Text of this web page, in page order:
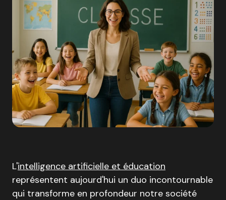
L'intelligence artificielle et éducation
représentent aujourd'hui un duo incontournable
qui transforme en profondeur notre société